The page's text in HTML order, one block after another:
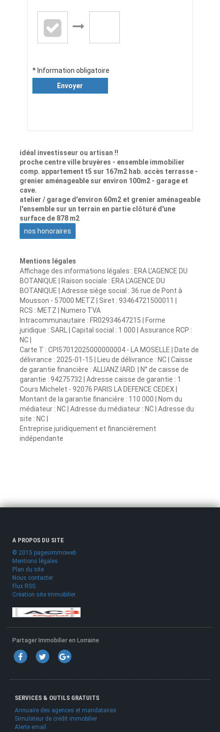
* Information obligatoire
Envoyer
idéal investisseur ou artisan !!
proche centre ville bruyères - ensemble immobilier
comp. appartement t5 sur 167m2 hab. accès terrasse -
grenier aménageable sur environ 100m2 - garage et
cave.
atelier / garage d'environ 60m2 et grenier aménageable
l'ensemble sur un terrain en partie clôturé d'une
surface de 878 m2
nos honoraires
Mentions légales
Affichage des informations légales : ERA L'AGENCE DU
BOTANIQUE | Raison sociale : ERA L'AGENCE DU
BOTANIQUE | Adresse siège social : 36 rue de Pont à
Mousson - 57000 METZ | Siret : 93464721500011 |
RCS : METZ | Numero TVA
Intracommunautaire : FR02934647215 | Forme
juridique : SARL | Capital social : 1 000 | Assurance RCP :
NC |
Carte T : CPI57012025000000004 - LA MOSELLE | Date de
délivrance : 2025-01-15 | Lieu de délivrance : NC | Caisse
de garantie financière : ALLIANZ IARD. | N° de caisse de
garantie : 94275732 | Adresse caisse de garantie : 1
Cours Michelet - 92076 PARIS LA DEFENCE CEDEX |
Montant de la garantie financière : 110 000 | Nom du
médiateur : NC | Adresse du médiateur : NC | Adresse du
site : NC |
Entreprise juridiquement et financièrement
indépendante
A PROPOS DU SITE
© 2015 pagesimmoweb
Mentions légales
Plan du site
Nous contacter
Flux RSS
Création site immobilier
Partager Immobilier en Lorraine
SERVICES & OUTILS GRATUITS
Annuaire des agences et mandataires
Simulateur de crédit immobilier
Alerte email